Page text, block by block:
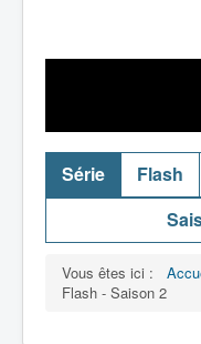
Série Flash
Vous êtes ici :
Flash - Saison 2